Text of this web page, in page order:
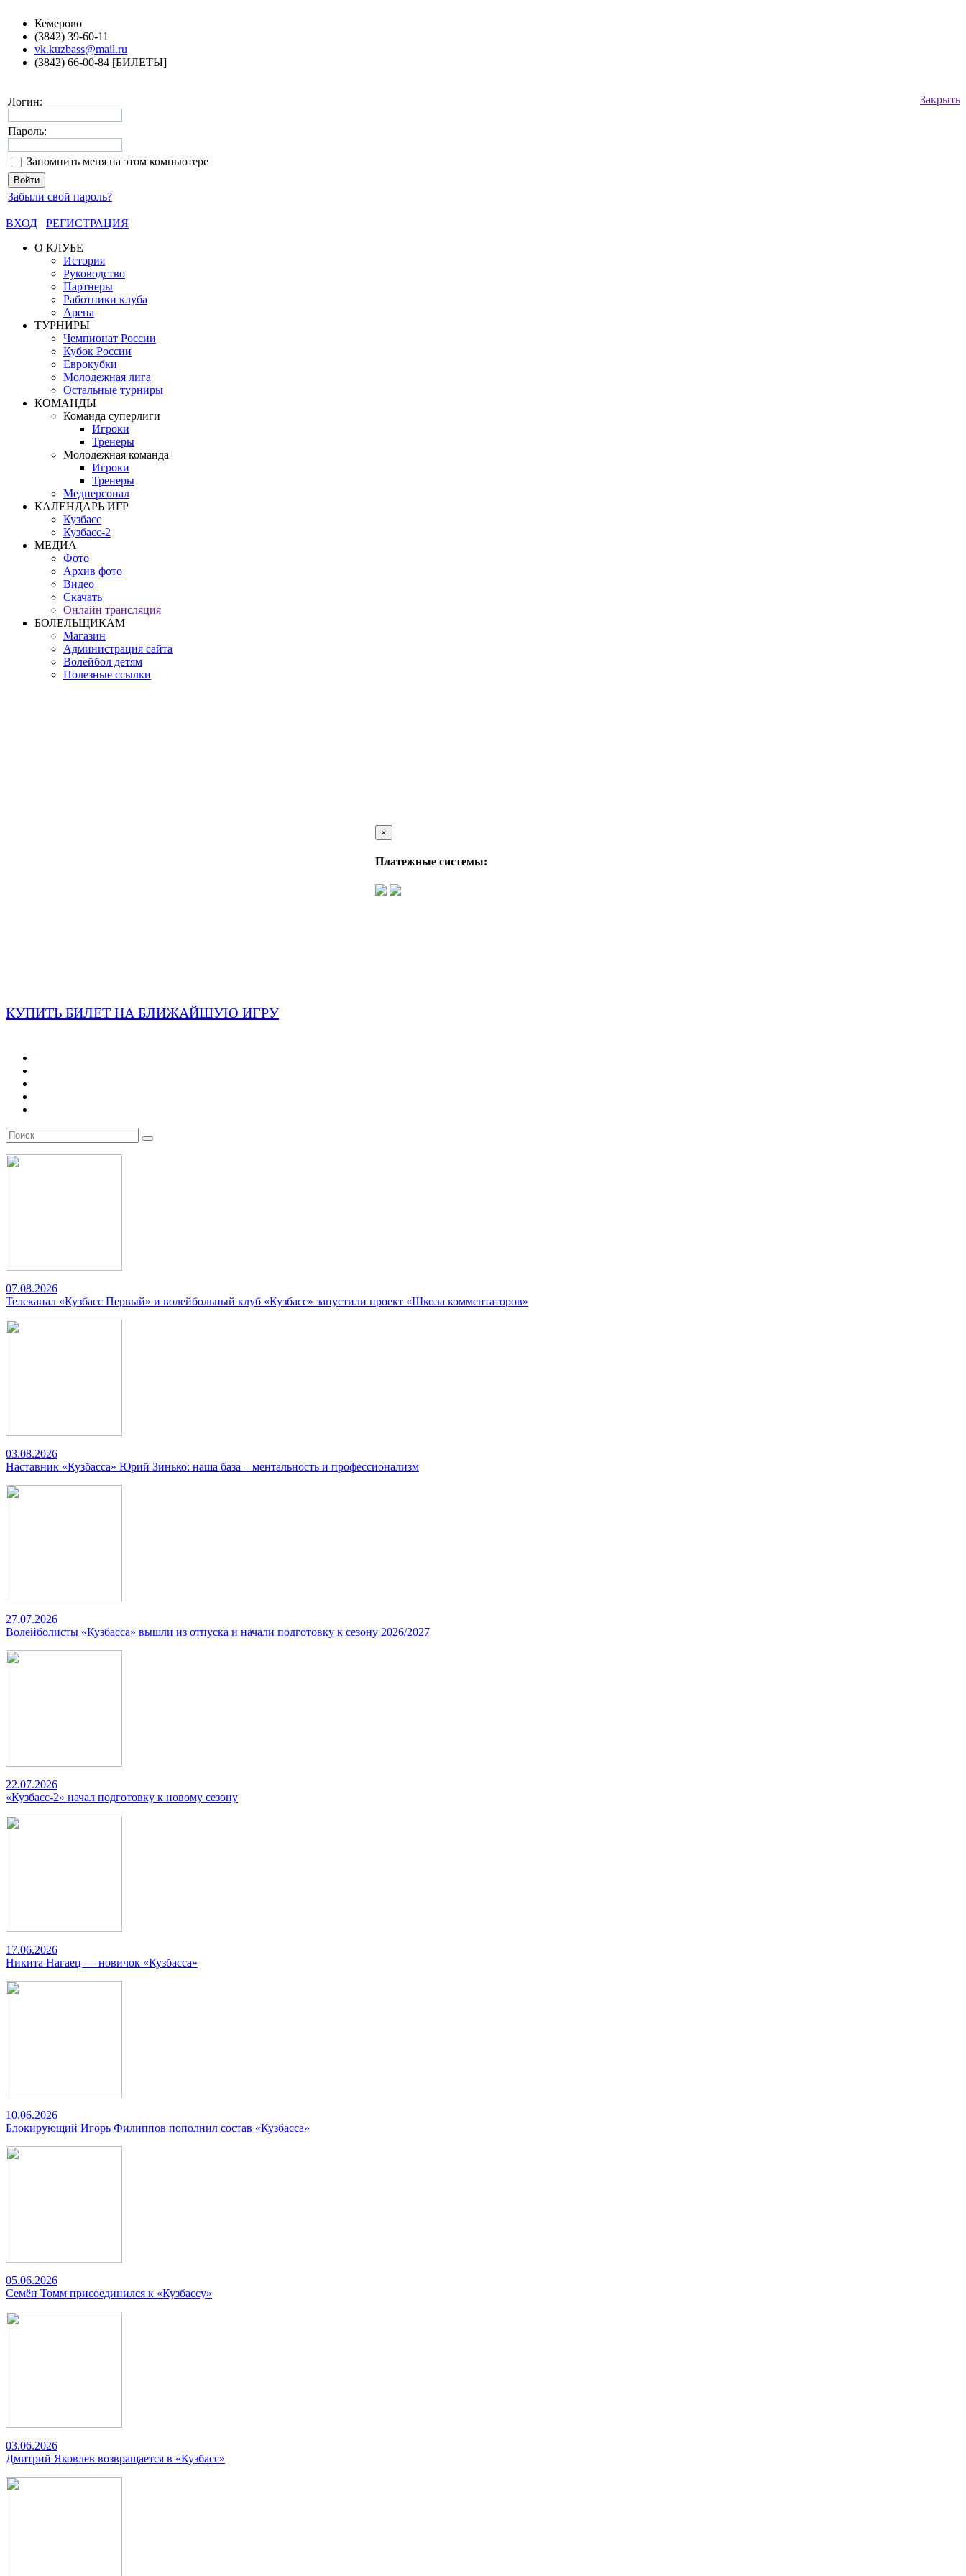
Кемерово
(3842) 39-60-11
vk.kuzbass@mail.ru
(3842) 66-00-84 [БИЛЕТЫ]
Закрыть
Логин:
Пароль:
Запомнить меня на этом компьютере
Забыли свой пароль?
ВХОД
РЕГИСТРАЦИЯ
О КЛУБЕ
История
Руководство
Партнеры
Работники клуба
Арена
ТУРНИРЫ
Чемпионат России
Кубок России
Еврокубки
Молодежная лига
Остальные турниры
КОМАНДЫ
Команда суперлиги
Игроки
Тренеры
Молодежная команда
Игроки
Тренеры
Медперсонал
КАЛЕНДАРЬ ИГР
Кузбасс
Кузбасс-2
МЕДИА
Фото
Архив фото
Видео
Скачать
Онлайн трансляция
БОЛЕЛЬЩИКАМ
Магазин
Администрация сайта
Волейбол детям
Полезные ссылки
×
Платежные системы:
КУПИТЬ БИЛЕТ НА БЛИЖАЙШУЮ ИГРУ
07.08.2026
Телеканал «Кузбасс Первый» и волейбольный клуб «Кузбасс» запустили проект «Школа комментаторов»
03.08.2026
Наставник «Кузбасса» Юрий Зинько: наша база – ментальность и профессионализм
27.07.2026
Волейболисты «Кузбасса» вышли из отпуска и начали подготовку к сезону 2026/2027
22.07.2026
«Кузбасс-2» начал подготовку к новому сезону
17.06.2026
Никита Нагаец — новичок «Кузбасса»
10.06.2026
Блокирующий Игорь Филиппов пополнил состав «Кузбасса»
05.06.2026
Семён Томм присоединился к «Кузбассу»
03.06.2026
Дмитрий Яковлев возвращается в «Кузбасс»